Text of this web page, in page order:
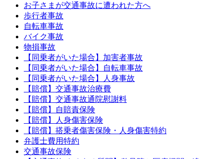
お子さまが交通事故に遭われた方へ
歩行者事故
自転車事故
バイク事故
物損事故
【同乗者がいた場合】加害者事故
【同乗者がいた場合】自転車事故
【同乗者がいた場合】人身事故
【賠償】交通事故治療費
【賠償】交通事故通院慰謝料
【賠償】自賠責保険
【賠償】人身傷害保険
【賠償】搭乗者傷害保険・人身傷害特約
弁護士費用特約
交通事故保険